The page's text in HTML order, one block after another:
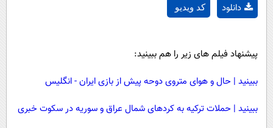
کد ویدیو دانلود
پیشنهاد فیلم های زیر را هم ببینید:
ببینید | حال و هوای متروی دوحه پیش از بازی ایران - انگلیس
ببینید | حملات ترکیه به کردهای شمال عراق و سوریه در سکوت خبری